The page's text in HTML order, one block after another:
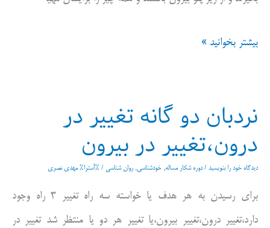
پدیده
استیو
جابز
زیر
بیشتر بخوانید »
نردبان دو گانه تغییر در
درون،تغییر در بیرون
دیدگاه‌ خود را بنویسید /دوره شکار مساله, خودشناسی, روان شناسی / %آسترا% مهدی نصری
برای رسیدن به هر هدف یا خواسته سه راه تغییر ۳ راه وجود
دارد،تغییر درون،تغییر بیرون،یا تغییر هر دو یا منتظر شد تغییر در